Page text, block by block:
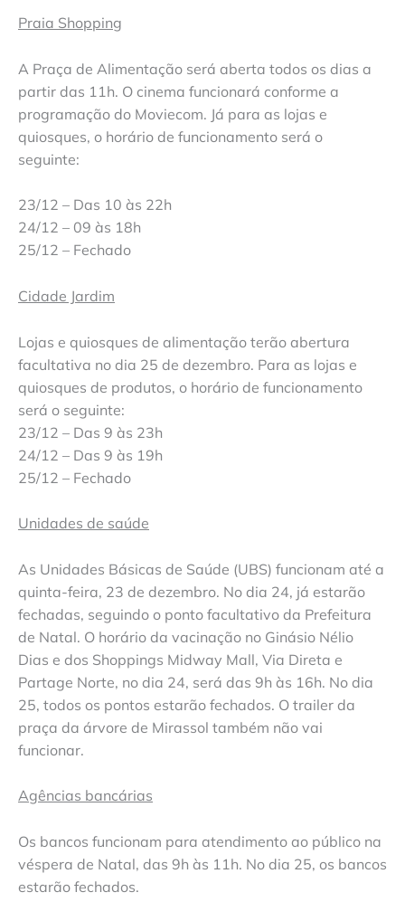
Praia Shopping
A Praça de Alimentação será aberta todos os dias a
partir das 11h. O cinema funcionará conforme a
programação do Moviecom. Já para as lojas e
quiosques, o horário de funcionamento será o
seguinte:
23/12 – Das 10 às 22h
24/12 – 09 às 18h
25/12 – Fechado
Cidade Jardim
Lojas e quiosques de alimentação terão abertura
facultativa no dia 25 de dezembro. Para as lojas e
quiosques de produtos, o horário de funcionamento
será o seguinte:
23/12 – Das 9 às 23h
24/12 – Das 9 às 19h
25/12 – Fechado
Unidades de saúde
As Unidades Básicas de Saúde (UBS) funcionam até a
quinta-feira, 23 de dezembro. No dia 24, já estarão
fechadas, seguindo o ponto facultativo da Prefeitura
de Natal. O horário da vacinação no Ginásio Nélio
Dias e dos Shoppings Midway Mall, Via Direta e
Partage Norte, no dia 24, será das 9h às 16h. No dia
25, todos os pontos estarão fechados. O trailer da
praça da árvore de Mirassol também não vai
funcionar.
Agências bancárias
Os bancos funcionam para atendimento ao público na
véspera de Natal, das 9h às 11h. No dia 25, os bancos
estarão fechados.